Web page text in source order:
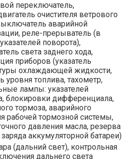
переключатель,
очистителя ветрового
аварийной
реле-прерыватель (в
поворота),
света заднего хода,
приборов (указатель
охлаждающей жидкости,
уровня топлива, тахометр,
лампы: указателей
блокировки дифференциала,
тормоза, аварийного
рабочей тормозной системы,
давления масла, резерва
аккумуляторной батареи)
(дальний свет), контрольная
дальнего света